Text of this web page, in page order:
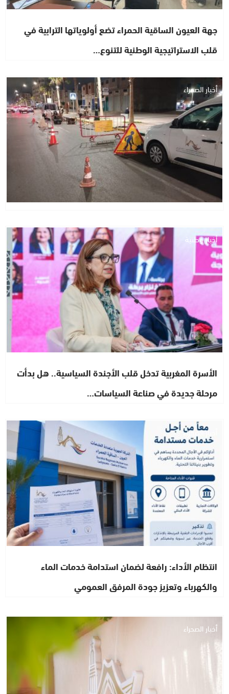
جهة العيون الساقية الحمراء تضع أولوياتها الترابية في
قلب الاستراتيجية الوطنية للتنوع…
أخبار الصحراء
أخبار وطنية
الأسرة المغربية تدخل قلب الأجندة السياسية.. هل بدأت
مرحلة جديدة في صناعة السياسات…
أخبار الصحراء
انتظام الأداء: رافعة لضمان استدامة خدمات الماء
والكهرباء وتعزيز جودة المرفق العمومي
أخبار الصحراء